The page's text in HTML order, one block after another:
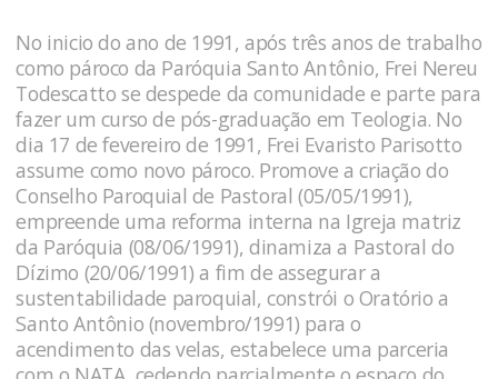
No inicio do ano de 1991, após três anos de trabalho
como pároco da Paróquia Santo Antônio, Frei Nereu
Todescatto se despede da comunidade e parte para
fazer um curso de pós-graduação em Teologia. No
dia 17 de fevereiro de 1991, Frei Evaristo Parisotto
assume como novo pároco. Promove a criação do
Conselho Paroquial de Pastoral (05/05/1991),
empreende uma reforma interna na Igreja matriz
da Paróquia (08/06/1991), dinamiza a Pastoral do
Dízimo (20/06/1991) a fim de assegurar a
sustentabilidade paroquial, constrói o Oratório a
Santo Antônio (novembro/1991) para o
acendimento das velas, estabelece uma parceria